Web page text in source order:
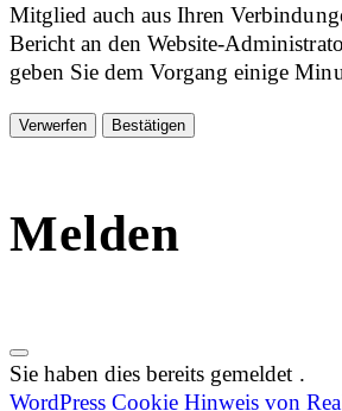
Mitglied auch aus Ihren
Bericht an den Website-
geben Sie dem Vorgang einige
Bestätigen
Melden
Sie haben dies bereits gemeldet .
WordPress Cookie Hinweis von